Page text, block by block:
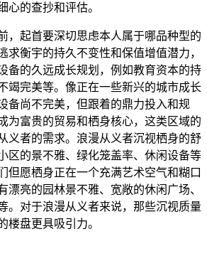
心的查抄和评估。
起首要深切思虑本人属于哪品种型的
求衡宇的持久不变性和保值增值潜力，
备的久远成长规划，例如教育资本的持
竭完美等。像正在一些新兴的城市成长
备尚不完美，但跟着的鼎力投入和规
为富贵的贸易和栖身核心，这类区域的
义者的需求。浪漫从义者沉视栖身的舒
区的景不雅、绿化笼盖率、休闲设备等
但愿栖身正在一个充满艺术空气和糊口
漂亮的园林景不雅、宽敞的休闲广场、
。对于浪漫从义者来说，那些沉视质量
楼盘更具吸引力。